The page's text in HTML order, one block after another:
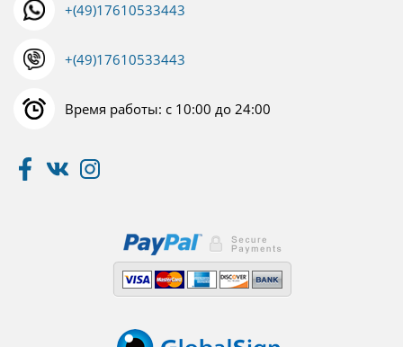
+(49)17610533443
+(49)17610533443
Время работы: с 10:00 до 24:00